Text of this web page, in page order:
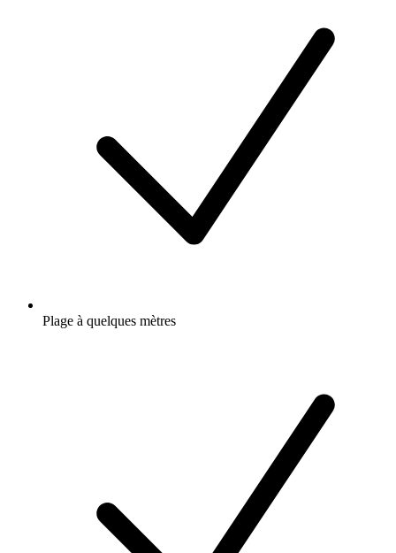
Plage à quelques mètres